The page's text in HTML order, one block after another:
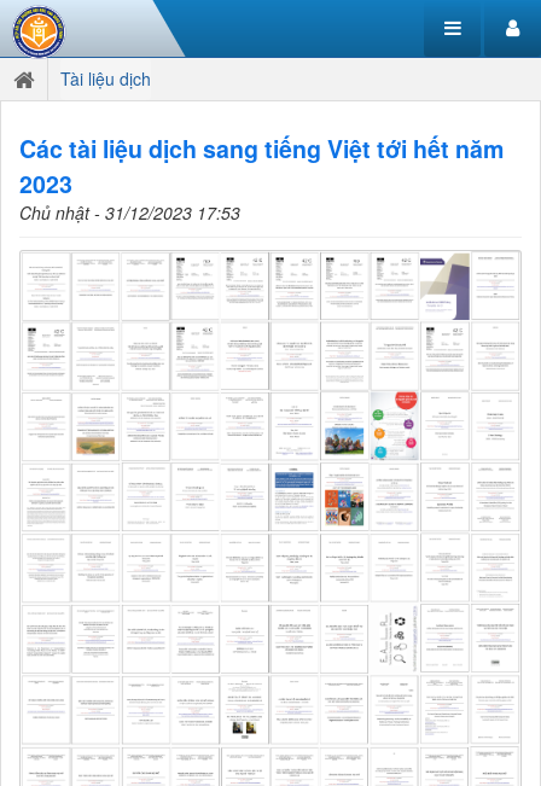
Tài liệu dịch
Các tài liệu dịch sang tiếng Việt tới hết năm
2023
Chủ nhật - 31/12/2023 17:53